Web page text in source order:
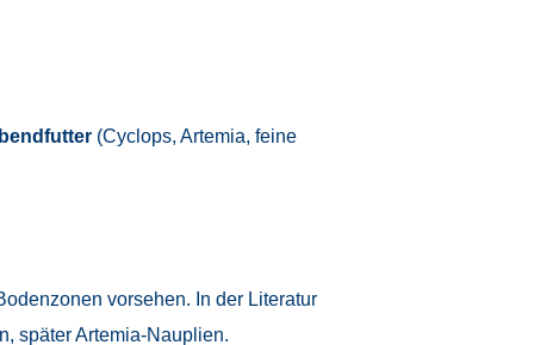
(Cyclops, Artemia, feine
vorsehen. In der Literatur
später Artemia-Nauplien.